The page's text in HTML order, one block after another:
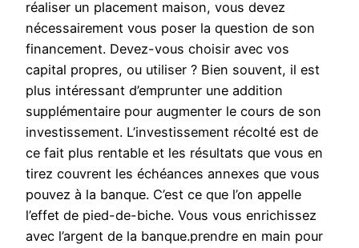
réaliser un placement maison, vous devez
nécessairement vous poser la question de son
financement. Devez-vous choisir avec vos
capital propres, ou utiliser ? Bien souvent, il est
plus intéressant d’emprunter une addition
supplémentaire pour augmenter le cours de son
investissement. L’investissement récolté est de
ce fait plus rentable et les résultats que vous en
tirez couvrent les échéances annexes que vous
pouvez à la banque. C’est ce que l’on appelle
l’effet de pied-de-biche. Vous vous enrichissez
avec l’argent de la banque.prendre en main pour